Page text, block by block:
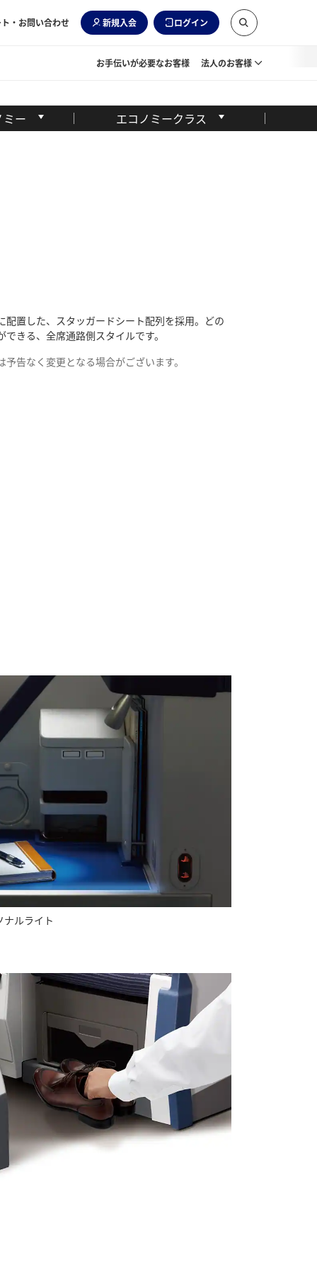
・お問い合わせ 新規入会 ログイン
お手伝いが必要なお客様 法人のお客様
ー エコノミークラス
配置した、スタッガードシート配列を採用。どの
きる、全席通路側スタイルです。
告なく変更となる場合がございます。
ナルライト